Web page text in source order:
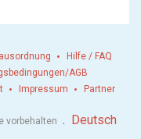
Hilfe / FAQ
AGB
Impressum Partner
vorbehalten . Deutsch